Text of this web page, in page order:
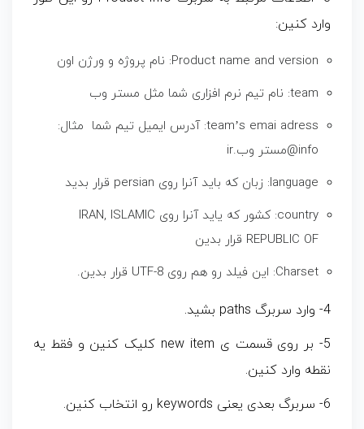
وارد کنین:
Product name and version: نام پروژه و ورژن اون
team: نام تیم نرم افزاری شما مثل مستر وب
team’s emai adress: آدرس ایمیل تیم شما مثال:
info@مستر وب.ir
language: زبان که باید آنرا روی persian قرار بدید
country: کشور که یاید آنرا روی IRAN, ISLAMIC
REPUBLIC OF قرار بدین
Charset: این فیلد رو هم روی UTF-8 قرار بدین.
4- وارد سربرگ paths بشید.
5- بر روی قسمت ی new item کلیک کنین و فقط یه
نقطه وارد کنین.
6- سربرگ بعدی یعنی keywords رو انتخاب کنین.